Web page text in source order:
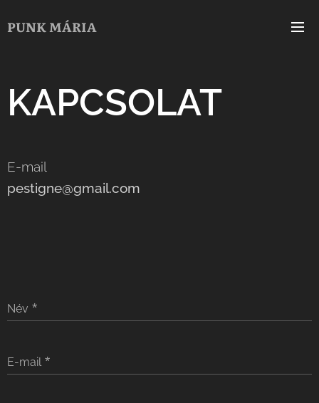
PUNK MÁRIA
KAPCSOLAT
E-mail
pestigne@gmail.com
Név
E-mail